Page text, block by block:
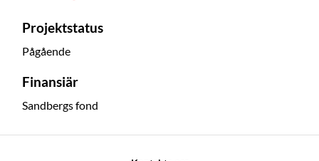
Projektstatus
Pågående
Finansiär
Sandbergs fond